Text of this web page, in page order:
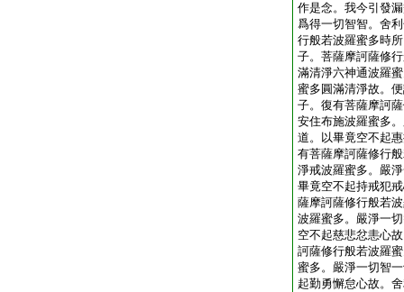
作是念。我今引發
爲得一切智智。舍
行般若波羅蜜多時
子。菩薩摩訶薩修
滿清淨六神通波羅
蜜多圓滿清淨故。
子。復有菩薩摩訶
安住布施波羅蜜多
道。以畢竟空不起
有菩薩摩訶薩修行
淨戒波羅蜜多。嚴
畢竟空不起持戒犯
薩摩訶薩修行般若
波羅蜜多。嚴淨一
空不起慈悲忿恚心
訶薩修行般若波羅
蜜多。嚴淨一切智
起勤勇懈怠心故。